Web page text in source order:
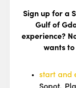
Sign up for a
Gulf of
experience?
wants
start and
Sopot,